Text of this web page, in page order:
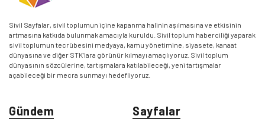
Sivil Sayfalar, sivil toplumun içine kapanma halinin aşılmasına ve etkisinin
artmasına katkıda bulunmak amacıyla kuruldu. Sivil toplum haberciliği yaparak
sivil toplumun tecrübesini medyaya, kamu yönetimine, siyasete, kanaat
dünyasına ve diğer STK’lara görünür kılmayı amaçlıyoruz. Sivil toplum
dünyasının sözcülerine, tartışmalara katılabileceği, yeni tartışmalar
açabileceği bir mecra sunmayı hedefliyoruz.
Gündem Sayfalar